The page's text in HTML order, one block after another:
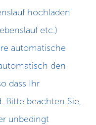
hochladen"
etc.)
automatische
den
dass Ihr
Bitte beachten Sie,
unbedingt